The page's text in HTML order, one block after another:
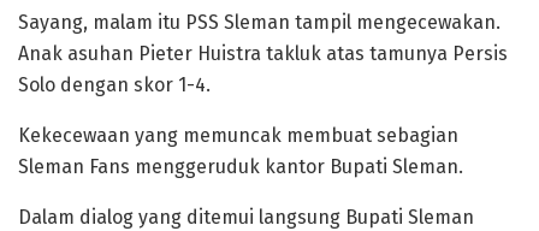
Sayang, malam itu PSS Sleman tampil mengecewakan.
Anak asuhan Pieter Huistra takluk atas tamunya Persis
Solo dengan skor 1-4.
Kekecewaan yang memuncak membuat sebagian
Sleman Fans menggeruduk kantor Bupati Sleman.
Dalam dialog yang ditemui langsung Bupati Sleman